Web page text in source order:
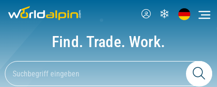
Find. Trade. Work.